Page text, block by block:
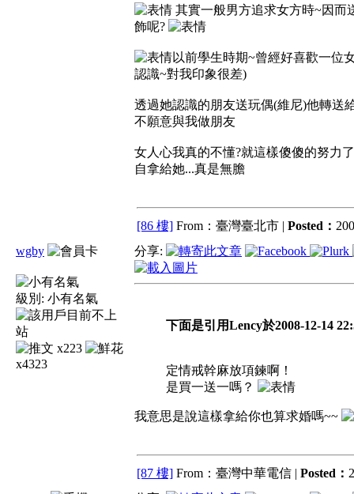
其實一般男方追求女方時~因而
飾呢?
以前學生時期~曾經好喜歡一位
認識~對我印象很差)
透過她認識的朋友送玩偶(維尼)他轉送
不願意與我做朋友
女人心我真的不懂?就這樣傻傻的努力
自拿給她...真是無膽
[86 樓] From：臺灣臺北市 | Posted：
wgby
級別: 小有名氣
x223
x4323
分享:
下面是引用Lency於2008-12-14
定情戒幹麻放項鍊啊！
是買一送一嗎？
我意思是說這樣拿給你也算求婚嗎~~
[87 樓] From：臺灣中華電信 | Posted：